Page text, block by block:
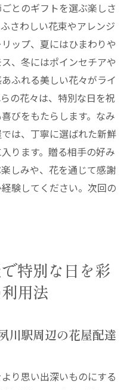
とのギフトを選ぶ楽しさ
さわしい花束やアレンジ
ップ、夏にはひまわりや
、冬にはポインセチアや
ふれる美しい花々がライ
の花々は、特別な日を祝
びをもたらします。なみ
は、丁寧に選ばれた新鮮
ります。贈る相手の好み
しみや、花を通じて感謝
験してください。次回の
特別な日を彩
用法
川駅周辺の花屋配達
り思い出深いものにする